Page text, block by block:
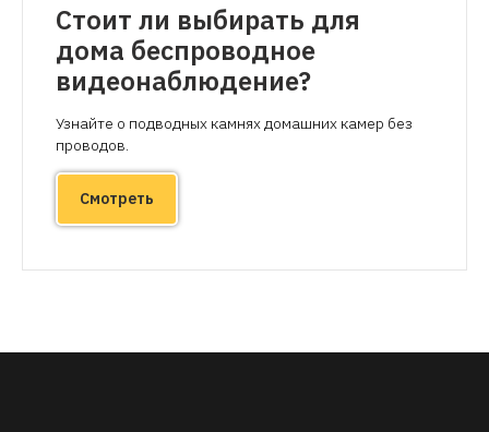
Стоит ли выбирать для
дома беспроводное
видеонаблюдение?
Узнайте о подводных камнях домашних камер без
проводов.
Смотреть